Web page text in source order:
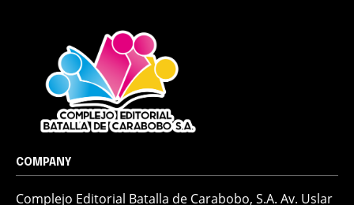
COMPANY
Complejo Editorial Batalla de Carabobo, S.A. Av. Uslar